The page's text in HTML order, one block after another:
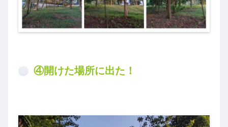
④開けた場所に出た！